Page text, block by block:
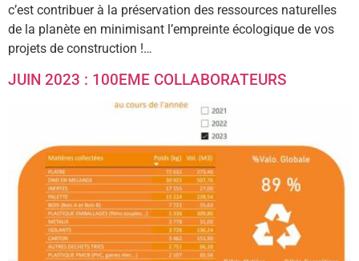
c’est contribuer à la préservation des ressources naturelles
de la planète en minimisant l’empreinte écologique de vos
projets de construction !…
JUIN 2023 : 100EME COLLABORATEURS